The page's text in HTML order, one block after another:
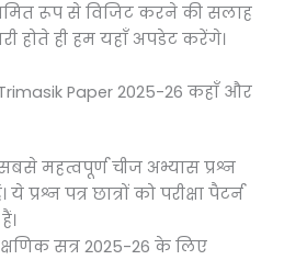
रूप से विजिट करने की सलाह
होते ही हम यहाँ अपडेट करेंगे।
Paper 2025-26 कहाँ और
महत्वपूर्ण चीज अभ्यास प्रश्न
प्रश्न पत्र छात्रों को परीक्षा पैटर्न
सत्र 2025-26 के लिए